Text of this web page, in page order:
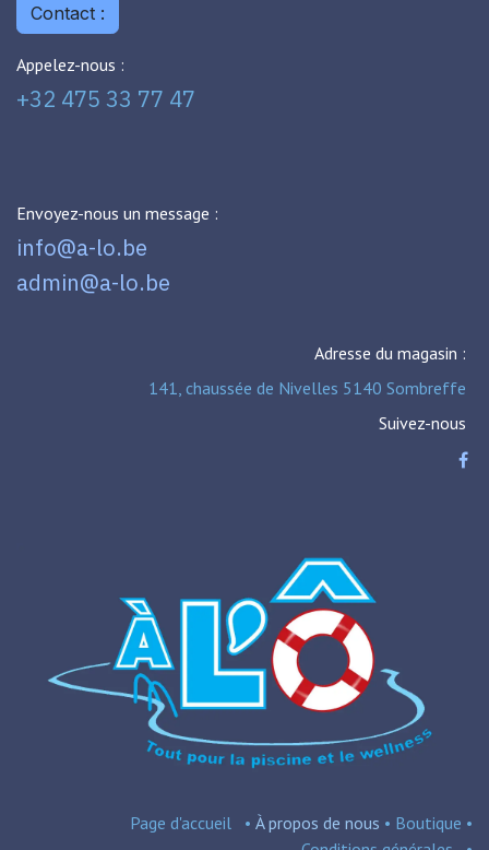
Contact :
Appelez-nous :
+32 475 33 77 47
Envoyez-nous un message :
info@a-lo.be
admin@a-lo.be
Adresse du magasin :
141, chaussée de Nivelles 5140 Sombreffe
Suivez-nous
Page d'accueil • À propos de nous • Boutique •